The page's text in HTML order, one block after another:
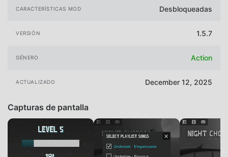
CARACTERÍSTICAS MOD Desbloqueadas
VERSIÓN 1.5.7
GÉNERO Action
ACTUALIZADO December 12, 2025
Capturas de pantalla